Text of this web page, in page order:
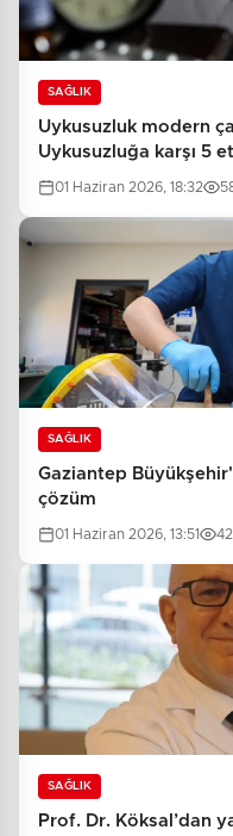
SAĞLIK
Uykusuzluk modern
Uykusuzluğa karşı 5
01 Haziran 2026, 18:32
SAĞLIK
Gaziantep
çözüm
01 Haziran 2026, 13:51
SAĞLIK
Prof. Dr. Köksal’dan